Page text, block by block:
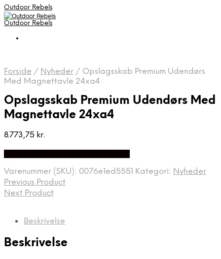
Outdoor Rebels
Outdoor Rebels
Forside / Nyheder / Opslagsskab Premium Udendørs
Med Magnettavle 24xa4
Opslagsskab Premium Udendørs Med
Magnettavle 24xa4
8.773,75 kr.
Varenummer (SKU): 0076e1ed5551 Kategori: Nyheder
Previous Product
Next Product
Beskrivelse
Beskrivelse